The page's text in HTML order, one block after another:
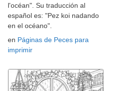
l'océan". Su traducción al
español es: "Pez koi nadando
en el océano".
en Páginas de Peces para
imprimir